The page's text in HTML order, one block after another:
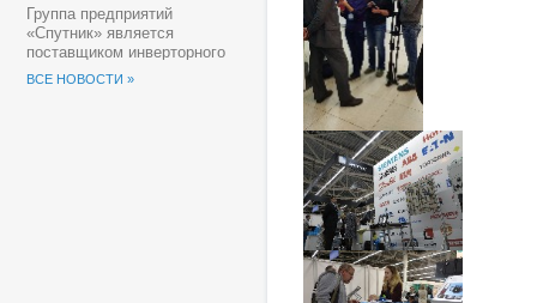
Группа предприятий
«Спутник» является
поставщиком инверторного
оборудования для
ВСЕ НОВОСТИ »